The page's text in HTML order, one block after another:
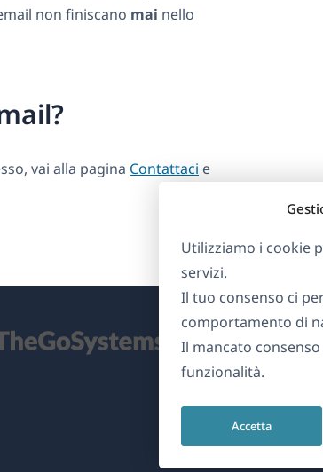
Utilizziamo i cookie
servizi.
Il tuo consenso ci
comportamento di
Il mancato
funzionalità.
Accetta
non finiscano mai nello
vai alla pagina Contattaci e